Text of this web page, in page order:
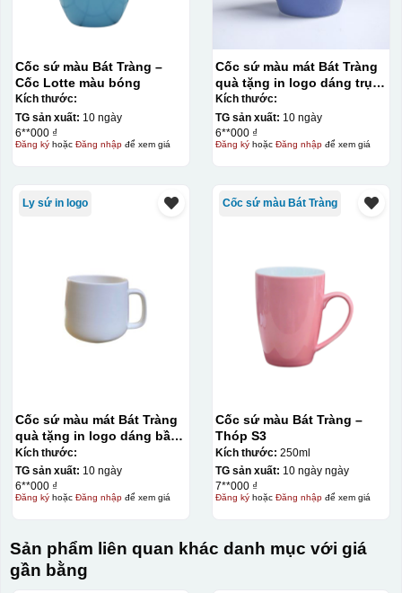
sản phẩm, để khi dán không bị nhỏ hoặc to quá
Cốc sứ màu Bát Tràng –
Cốc Lotte màu bóng
Kích thước:
TG sản xuất: 10 ngày
6**000 ₫
Đăng kýhoặc Đăng nhậpđể xem giá
Cốc sứ màu mát Bát Tràng
quà tặng in logo dáng trụ
lùn quai C 330ml KQ-CSM09
Kích thước:
TG sản xuất: 10 ngày
6**000 ₫
Đăng kýhoặc Đăng nhậpđể xem giá
Ly sứ in logo
Cốc sứ màu mát Bát Tràng
quà tặng in logo dáng bầu
quai vuông 250ml KQ-
CSM07
Kích thước:
TG sản xuất: 10 ngày
6**000 ₫
Đăng kýhoặc Đăng nhậpđể xem giá
Cốc sứ màu Bát Tràng
Cốc sứ màu Bát Tràng –
Thóp S3
Kích thước: 250ml
TG sản xuất: 10 ngày ngày
7**000 ₫
Đăng kýhoặc Đăng nhậpđể xem giá
Sản phẩm liên quan khác danh mục với giá
gần bằng